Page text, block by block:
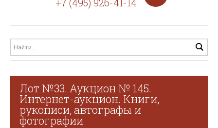
Лот №33. Аукцион № 145.
Интернет-аукцион. Книги,
рукописи, автографы и
фотографии